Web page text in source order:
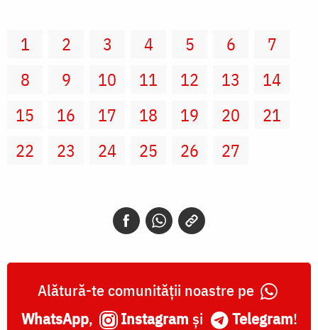
1 2 3 4 5 6
7
8
9 10 11 12 13
14
15
16 17 18 19 20
21
22
23 24 25 26 27
Alătură-te comunității noastre pe
WhatsApp, Instagram și Telegram!